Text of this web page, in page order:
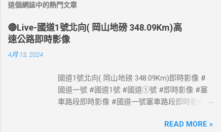
這個網誌中的熱門文章
🔴Live-國道1號北向( 岡山地磅 348.09Km)高
速公路即時影像
4月 13, 2024
國道1號北向( 岡山地磅 348.09Km)即時影像 #
國道一號 #國道1號 #國道①號 #即時影像 #塞
車路段即時影像 #國道一號塞車路段即時影像 #
#國道1號塞車路段 #Taiwan #Live #freeway #
READ MORE »